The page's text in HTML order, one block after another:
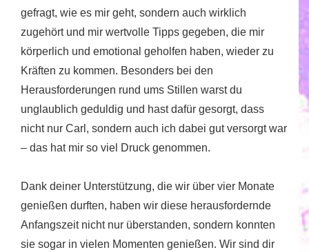
gefragt, wie es mir geht, sondern auch wirklich
zugehört und mir wertvolle Tipps gegeben, die mir
körperlich und emotional geholfen haben, wieder zu
Kräften zu kommen. Besonders bei den
Herausforderungen rund ums Stillen warst du
unglaublich geduldig und hast dafür gesorgt, dass
nicht nur Carl, sondern auch ich dabei gut versorgt war
– das hat mir so viel Druck genommen.
Dank deiner Unterstützung, die wir über vier Monate
genießen durften, haben wir diese herausfordernde
Anfangszeit nicht nur überstanden, sondern konnten
sie sogar in vielen Momenten genießen. Wir sind dir